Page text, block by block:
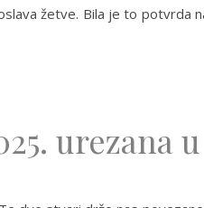
žetve. Bila je to potvrda
urezana